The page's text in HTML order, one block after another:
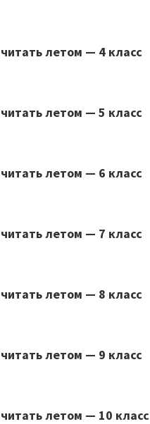
летом — 4 класс
летом — 5 класс
летом — 6 класс
летом — 7 класс
летом — 8 класс
летом — 9 класс
летом — 10 класс